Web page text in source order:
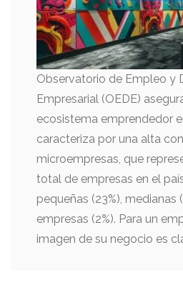
Observatorio de Empleo y
Empresarial (OEDE)
ecosistema emprendedor
caracteriza por una alta
microempresas, que
total de empresas en el
pequeñas (23%), medianas
empresas (2%). Para un
imagen de su negocio es